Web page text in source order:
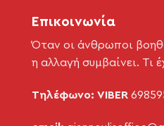
Επικοινωνία
Όταν οι άνθρωποι
η αλλαγή συμβαίνει. Τι
Τηλέφωνο: VIBER